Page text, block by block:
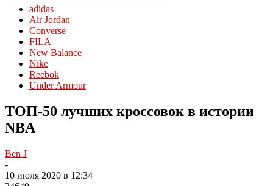
adidas
Air Jordan
Converse
FILA
New Balance
Nike
Reebok
Under Armour
ТОП-50 лучших кроссовок в истории
NBA
Ben J
-
10 июля 2020 в 12:34